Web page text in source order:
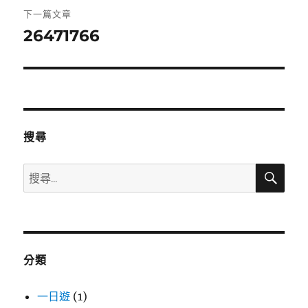
覽
文
章:
下一篇文章
下
篇
章:
26471766
搜尋
搜
尋
鍵
搜
分類
一日遊 (1)